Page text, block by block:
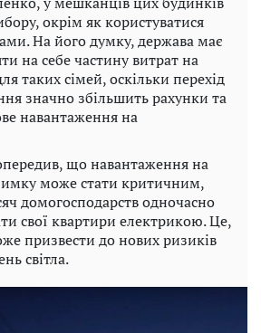
окрім як користуватися
На його думку, держава має
на себе частину витрат на
таких сімей, оскільки перехід
значно збільшить рахунки та
навантаження на
що навантаження на
може стати критичним,
домогосподарств одночасно
свої квартири електрикою. Це,
призвести до нових ризиків
світла.